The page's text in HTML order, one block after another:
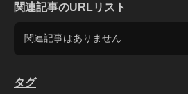
関連記事のURLリスト
関連記事はありません
タグ